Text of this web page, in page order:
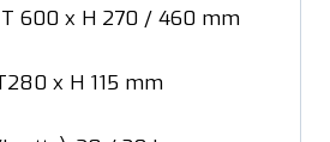
600 x H 270 / 460 mm
x H 115 mm